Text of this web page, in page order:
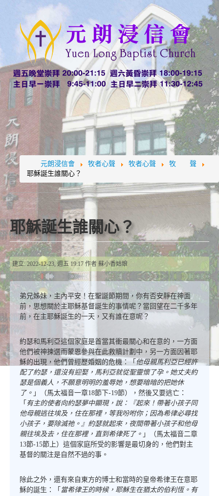
元朗浸信會 牧者心聲 牧者心聲
牧 聲
耶穌誕生誰關心？
耶穌誕生誰關心？
建立: 2022-12-23, 週五 19:17 作者 蘇小香姑娘
弟兄姊妹，主內平安！在聖誕節期間，你有否安靜在神面
前，思想關於主耶穌基督誕生的事情呢？當回望在二千多年
前，在主耶穌誕生的一天，又有誰在意呢？
約瑟和馬利亞這個家庭是首當其衝最關心和在意的，一方面
他們被神揀選而蒙恩參與在此救贖計劃中，另一方面因著耶
穌的出現，他們曾經歷婚姻的危機：「他母親馬利亞已經許
配了約瑟，還沒有迎娶，馬利亞就從聖靈懷了孕。她丈夫約
瑟是個義人，不願意明明的羞辱她，想要暗暗的把她休
了。 」（馬太福音一章18節下-19節），然後又要逃亡：
「 有主的使者向約瑟夢中顯現，說：『起來！帶著小孩子同
他母親逃往埃及，住在那裡，等我吩咐你；因為希律必尋找
小孩子，要除滅祂。』約瑟就起來，夜間帶著小孩子和他母
親往埃及去，住在那裡，直到希律死了。 」（馬太福音二章
13節-15節上）這個家庭所受的影響是最切身的，他們對主
基督的關注是自然不過的事。
除此之外，還有來自東方的博士和當時的皇帝希律王在意耶
穌的誕生：「 當希律王的時候，耶穌生在猶太的伯利恆。有